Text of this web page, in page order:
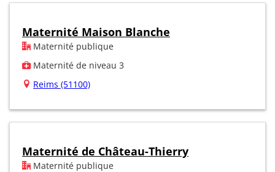
Maternité Maison Blanche
Maternité publique
Maternité de niveau 3
Reims (51100)
Maternité de Château-Thierry
Maternité publique